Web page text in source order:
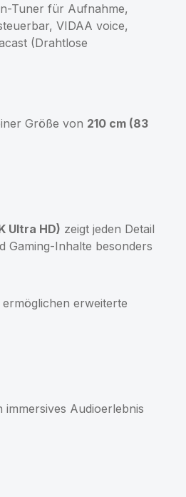
Tuner für Aufnahme,
VIDAA voice,
(Drahtlose
Größe von 210 cm (83
Ultra HD) zeigt jeden Detail
Gaming-Inhalte besonders
ermöglichen erweiterte
immersives Audioerlebnis